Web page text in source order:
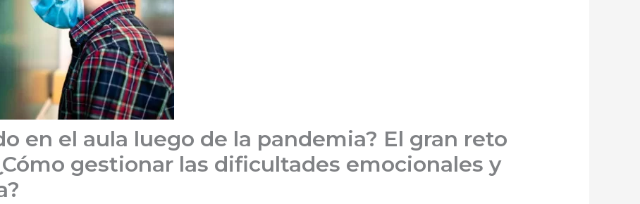
en el aula luego de la pandemia? El gran reto
gestionar las dificultades emocionales y